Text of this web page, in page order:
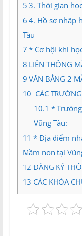
5 3. Thời gian
6 4. Hồ sơ nhập
Tàu
7 * Cơ hội khi
8 LIÊN THÔNG
9 VĂN BẰNG 2
10 CÁC
10.1 *
Vũng Tàu:
11 * Địa điểm
Mầm non tại
12 ĐĂNG KÝ
13 CÁC KHÓA